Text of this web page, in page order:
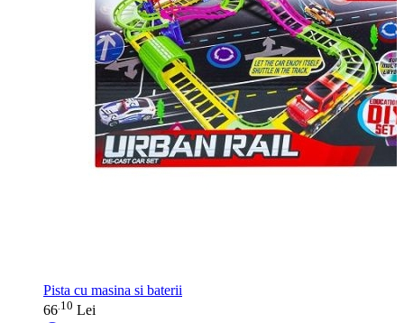
Pista cu masina si baterii
66 10 Lei